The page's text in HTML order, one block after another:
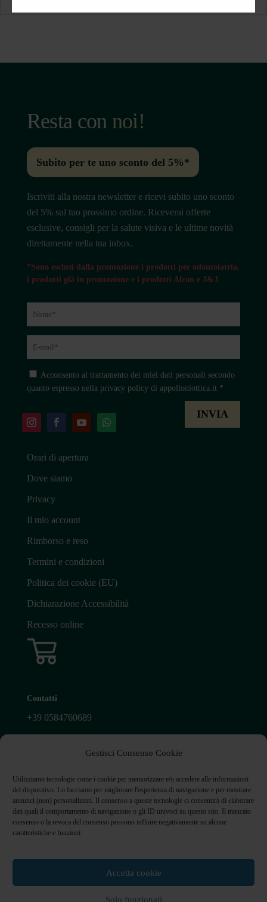
Gestisci Consenso Cookie
Utilizziamo tecnologie come i cookie per memorizzare e/o accedere alle informazioni
del dispositivo. Lo facciamo per migliorare l'esperienza di navigazione e per mostrare
annunci (non) personalizzati. Il consenso a queste tecnologie ci consentirà di elaborare
dati quali il comportamento di navigazione o gli ID univoci su questo sito. Il mancato
consenso o la revoca del consenso possono influire negativamente su alcune
caratteristiche e funzioni.
Accetta cookie
Solo funzionali
Resta con noi!
Subito per te uno sconto del 5%*
Iscriviti alla nostra newsletter e ricevi subito uno sconto
del 5% sul tuo prossimo ordine. Riceverai offerte
esclusive, consigli per la salute visiva e le ultime novità
direttamente nella tua inbox.
*Sono esclusi dalla promozione i prodotti per odontoiatria,
i prodotti già in promozione e i prodotti Alcon e J&J.
Acconsento al trattamento dei miei dati personali secondo
quanto espresso nella privacy policy di appolloniottica.it *
Orari di apertura
Dove siamo
Privacy
Il mio account
Rimborso e reso
Termini e condizioni
Politica dei cookie (EU)
Dichiarazione Accessibilità
Recesso online
Contatti
+39 0584760689
info@appolloniottica.it
Piazza Giacomo Matteotti, 168 55047 Seravezza (LU)
02272810462